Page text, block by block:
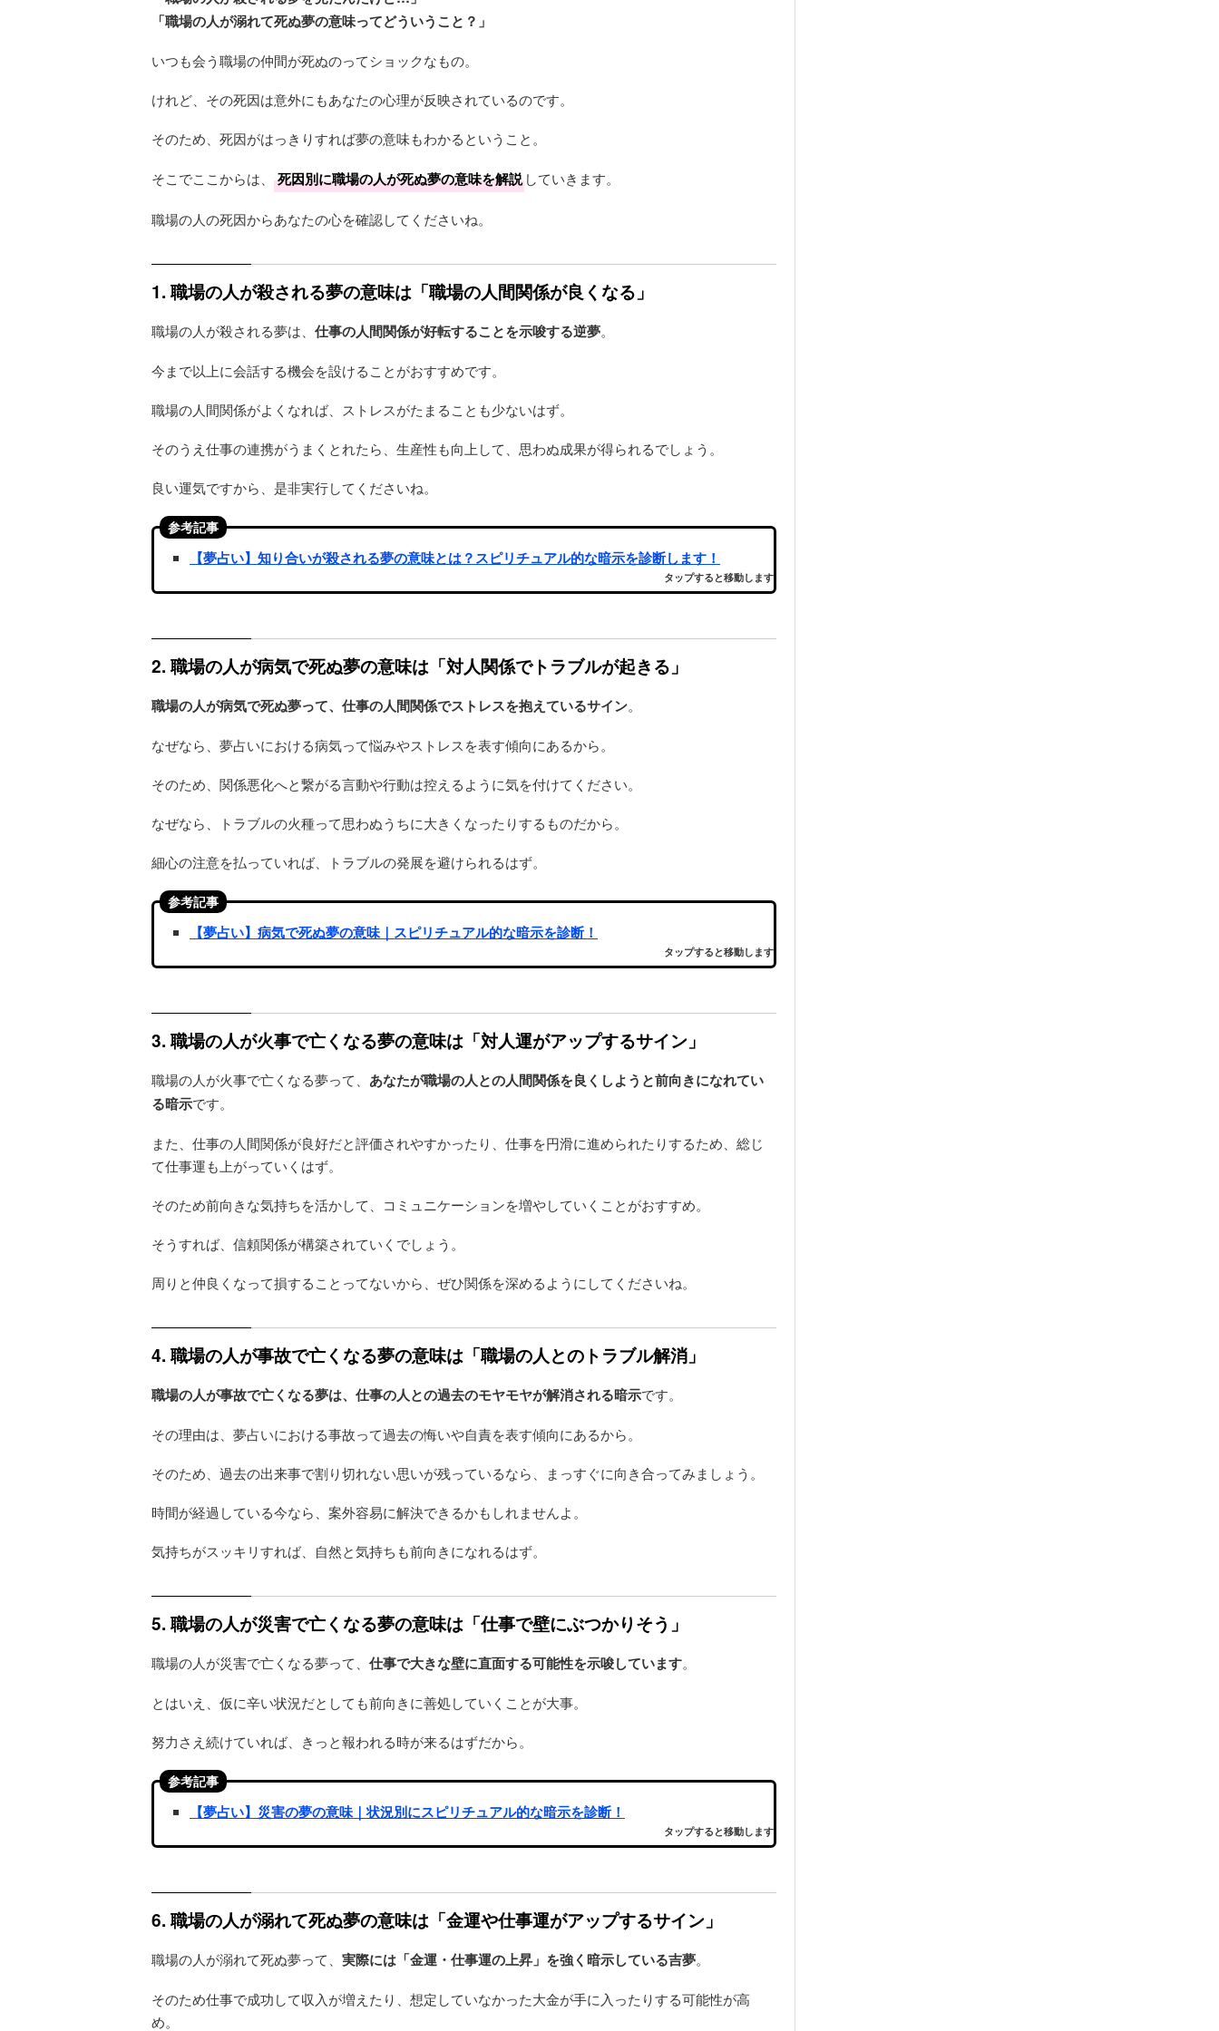
「職場の人が溺れて死ぬ夢の意味ってどういうこと？」
いつも会う職場の仲間が死ぬのってショックなもの。
けれど、その死因は意外にもあなたの心理が反映されているのです。
そのため、死因がはっきりすれば夢の意味もわかるということ。
そこでここからは、 死因別に職場の人が死ぬ夢の意味を解説 していきます。
職場の人の死因からあなたの心を確認してくださいね。
1. 職場の人が殺される夢の意味は「職場の人間関係が良くなる」
職場の人が殺される夢は、 仕事の人間関係が好転することを示唆する逆夢。
今まで以上に会話する機会を設けることがおすすめです。
職場の人間関係がよくなれば、ストレスがたまることも少ないはず。
そのうえ仕事の連携がうまくとれたら、生産性も向上して、思わぬ成果が得られるでしょう。
良い運気ですから、是非実行してくださいね。
参考記事
【夢占い】知り合いが殺される夢の意味とは？スピリチュアル的な暗示を診断します！
タップすると移動します
2. 職場の人が病気で死ぬ夢の意味は「対人関係でトラブルが起きる」
職場の人が病気で死ぬ夢って、仕事の人間関係でストレスを抱えているサイン。
なぜなら、夢占いにおける病気って悩みやストレスを表す傾向にあるから。
そのため、関係悪化へと繋がる言動や行動は控えるように気を付けてください。
なぜなら、トラブルの火種って思わぬうちに大きくなったりするものだから。
細心の注意を払っていれば、トラブルの発展を避けられるはず。
参考記事
【夢占い】病気で死ぬ夢の意味｜スピリチュアル的な暗示を診断！
タップすると移動します
3. 職場の人が火事で亡くなる夢の意味は「対人運がアップするサイン」
職場の人が火事で亡くなる夢って、 あなたが職場の人との人間関係を良くしようと前向きになれてい
る暗示です。
また、仕事の人間関係が良好だと評価されやすかったり、仕事を円滑に進められたりするため、総じ
て仕事運も上がっていくはず。
そのため前向きな気持ちを活かして、コミュニケーションを増やしていくことがおすすめ。
そうすれば、信頼関係が構築されていくでしょう。
周りと仲良くなって損することってないから、ぜひ関係を深めるようにしてくださいね。
4. 職場の人が事故で亡くなる夢の意味は「職場の人とのトラブル解消」
職場の人が事故で亡くなる夢は、仕事の人との過去のモヤモヤが解消される暗示です。
その理由は、夢占いにおける事故って過去の悔いや自責を表す傾向にあるから。
そのため、過去の出来事で割り切れない思いが残っているなら、まっすぐに向き合ってみましょう。
時間が経過している今なら、案外容易に解決できるかもしれませんよ。
気持ちがスッキリすれば、自然と気持ちも前向きになれるはず。
5. 職場の人が災害で亡くなる夢の意味は「仕事で壁にぶつかりそう」
職場の人が災害で亡くなる夢って、 仕事で大きな壁に直面する可能性を示唆しています。
とはいえ、仮に辛い状況だとしても前向きに善処していくことが大事。
努力さえ続けていれば、きっと報われる時が来るはずだから。
参考記事
【夢占い】災害の夢の意味｜状況別にスピリチュアル的な暗示を診断！
タップすると移動します
6. 職場の人が溺れて死ぬ夢の意味は「金運や仕事運がアップするサイン」
職場の人が溺れて死ぬ夢って、 実際には「金運・仕事運の上昇」を強く暗示している吉夢。
そのため仕事で成功して収入が増えたり、想定していなかった大金が手に入ったりする可能性が高
め。